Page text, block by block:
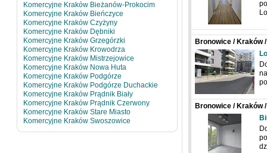
Bronowice / Kraków
Bronowice / Kraków
Komercyjne Kraków Bieżanów-Prokocim
Komercyjne Kraków Bieńczyce
Komercyjne Kraków Czyżyny
Komercyjne Kraków Dębniki
Komercyjne Kraków Grzegórzki
Komercyjne Kraków Krowodrza
Komercyjne Kraków Mistrzejowice
Komercyjne Kraków Nowa Huta
Komercyjne Kraków Podgórze
Komercyjne Kraków Podgórze Duchackie
Komercyjne Kraków Prądnik Biały
Komercyjne Kraków Prądnik Czerwony
Komercyjne Kraków Stare Miasto
Komercyjne Kraków Swoszowice